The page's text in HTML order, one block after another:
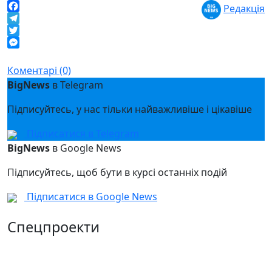
Facebook
Telegram
Twitter
Редакція
Коментарі (0)
BigNews в Telegram
Підписуйтесь, у нас тільки найважливіше і цікавіше
Підписатися в Telegram
BigNews в Google News
Підписуйтесь, щоб бути в курсі останніх подій
Підписатися в Google News
Спецпроекти